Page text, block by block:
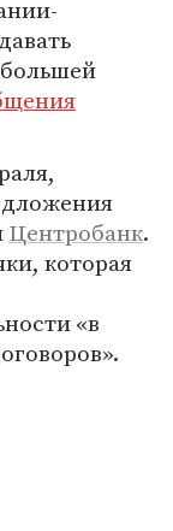
Центробанк.
которая
«в